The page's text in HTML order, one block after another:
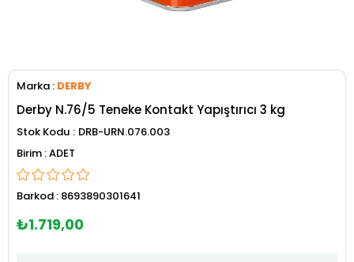
Marka : DERBY
Derby N.76/5 Teneke Kontakt Yapıştırıcı 3 kg
Stok Kodu
DRB-URN.076.003
ADET
Barkod : 8693890301641
₺1.719,00